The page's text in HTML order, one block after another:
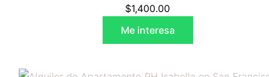
$1,400.00
Me interesa